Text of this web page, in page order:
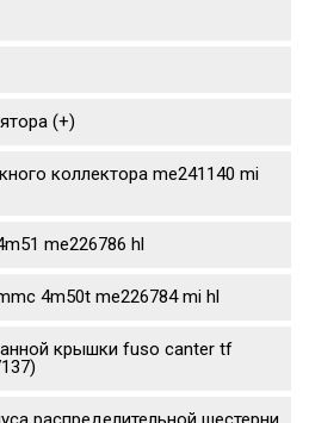
(+)
коллектора me241140 mi
me226786 hl
4m50t me226784 mi hl
крышки fuso canter tf